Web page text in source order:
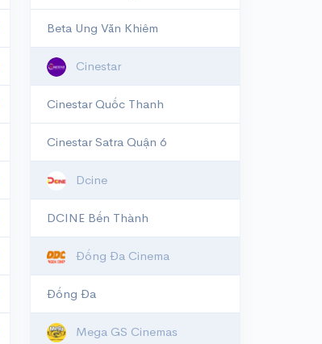
Beta Ung Văn Khiêm
Cinestar
Cinestar Quốc Thanh
Cinestar Satra Quận 6
Dcine
DCINE Bến Thành
Đống Đa Cinema
Đống Đa
Mega GS Cinemas